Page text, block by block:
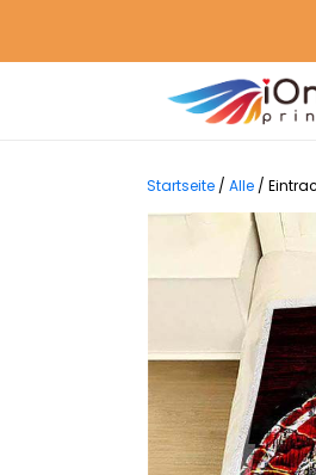
Startseite / Alle /